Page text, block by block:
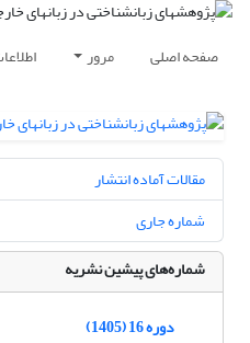
صفحه اصلی مرور
مقالات آماده انتشار
شماره جاری
شماره‌های پیشین نشریه
دوره 16 (1405)